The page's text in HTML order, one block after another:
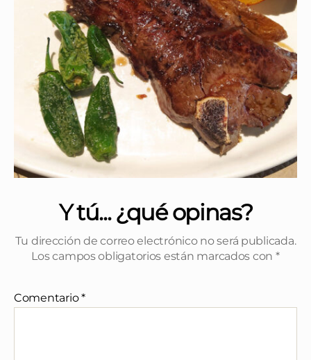
Y tú... ¿qué opinas?
Tu dirección de correo electrónico no será publicada.
Los campos obligatorios están marcados con *
Comentario*